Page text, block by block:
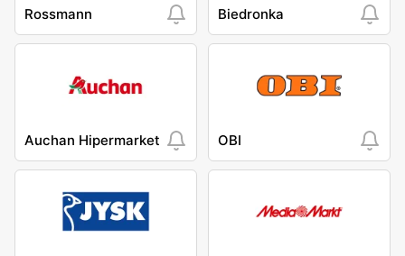
Rossmann Biedronka
Auchan Hipermarket OBI